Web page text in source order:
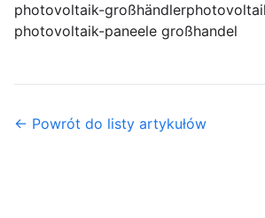
photovoltaik-großhändler
photovoltaik-paneele großhandel
← Powrót do listy artykułów